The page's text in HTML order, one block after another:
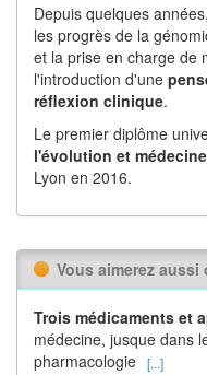
Depuis quelques
les progrès de la
et la prise en charge de
l'introduction d'une
réflexion clinique.
Le premier diplôme
l'évolution et
Lyon en 2016.
Vous aimerez aussi
Trois médicaments et
médecine, jusque dans
pharmacologie [...]